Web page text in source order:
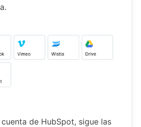
de HubSpot, sigue las